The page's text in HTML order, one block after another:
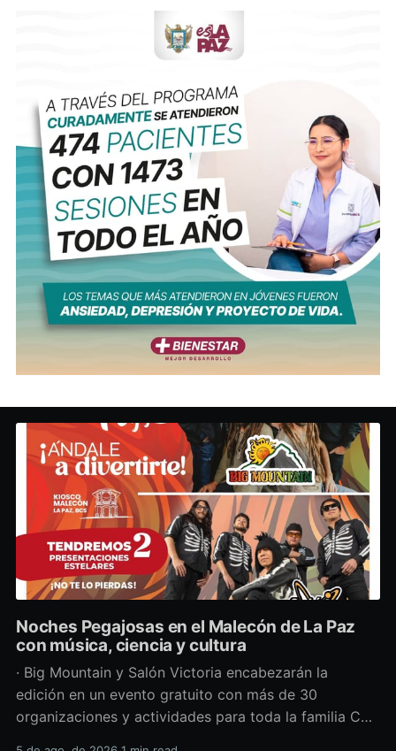
Noches Pegajosas en el Malecón de La Paz
con música, ciencia y cultura
· Big Mountain y Salón Victoria encabezarán la
edición en un evento gratuito con más de 30
organizaciones y actividades para toda la familia Con